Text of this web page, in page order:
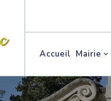
Accueil Mairie